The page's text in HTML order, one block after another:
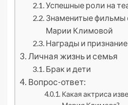
Успешные роли на
Знаменитые фильмы
Марии Климовой
Награды и
Личная жизнь и семья
Брак и дети
Вопрос-ответ:
Какая актриса